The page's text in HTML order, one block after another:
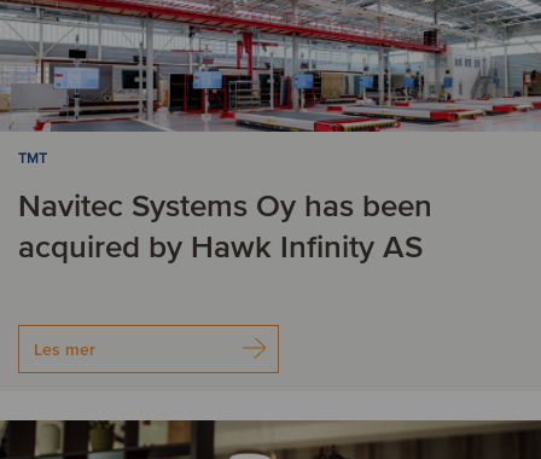
TMT
Navitec Systems Oy has been
acquired by Hawk Infinity AS
Les mer